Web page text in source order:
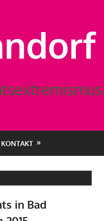
KONTAKT
in Bad